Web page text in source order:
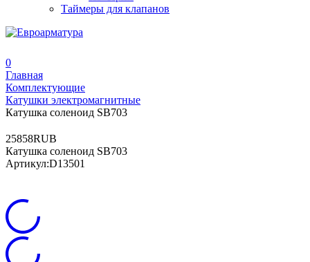
Таймеры для клапанов
0
Главная
Комплектующие
Катушки электромагнитные
Катушка соленоид SB703
25858RUB
Катушка соленоид SB703
Артикул:D13501